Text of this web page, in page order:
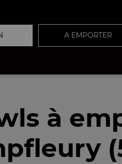
A EMPORTER
à